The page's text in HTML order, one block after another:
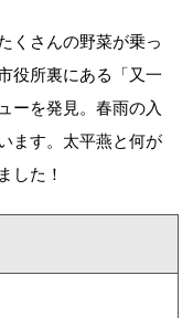
くさんの野菜が乗っ
役所裏にある「又一
ーを発見。春雨の入
ます。太平燕と何が
した！